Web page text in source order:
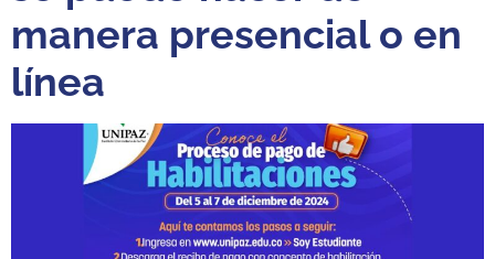
manera presencial o en
línea